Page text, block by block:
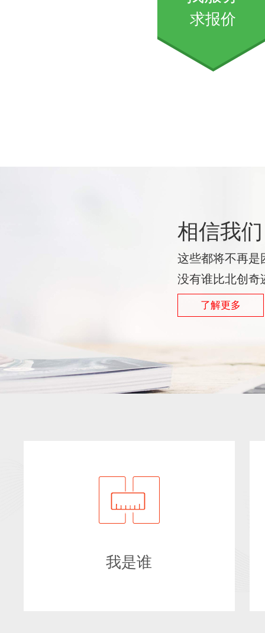
求报价
相信我们
这些都将不再是
没有谁比北创奇
了解更多
我是谁